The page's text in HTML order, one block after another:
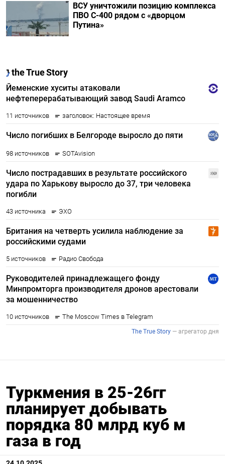
ВСУ уничтожили позицию комплекса
ПВО С-400 рядом с «дворцом
Путина»
Туркмения в 25-26гг
планирует добывать
порядка 80 млрд куб м
газа в год